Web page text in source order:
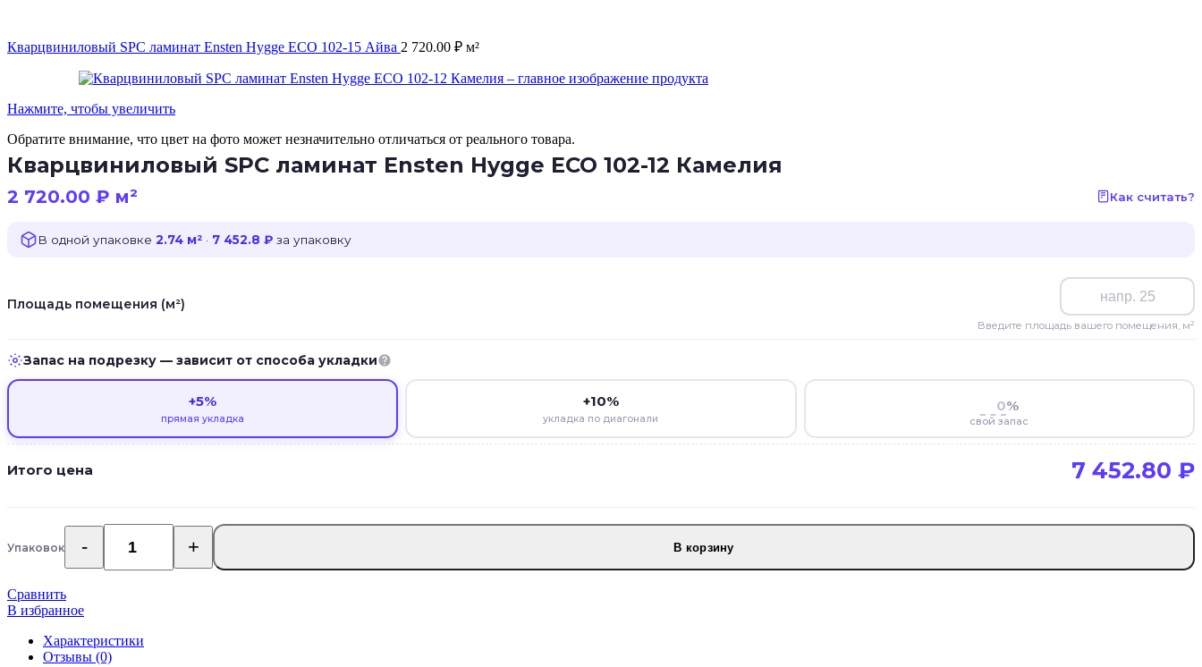
Кварцвиниловый SPC ламинат Ensten Hygge ECO 102-15 Айва 2 720.00 ₽ м²
Нажмите, чтобы увеличить
Обратите внимание, что цвет на фото может незначительно отличаться от реального товара.
Кварцвиниловый SPC ламинат Ensten Hygge ECO 102-12 Камелия
2 720.00 ₽ м² Как считать?
В одной упаковке 2.74 м² · 7 452.8 ₽ за упаковку
Площадь помещения (м²)
Введите площадь вашего помещения, м²
Запас на подрезку — зависит от способа укладки
+5%
прямая укладка
+10%
укладка по диагонали
%
свой запас
Итого цена 7 452.80 ₽
УпаковокКоличество
товара
SPC
ламинат
Ensten
Hygge
В корзину
Сравнить
В избранное
Характеристики
Отзывы (0)